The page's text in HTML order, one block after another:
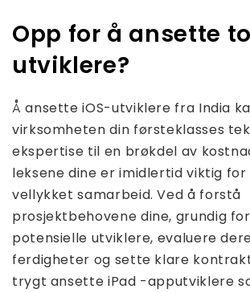
Opp for å ansette
utviklere?
Å ansette iOS-utviklere fra India
virksomheten din førsteklasses
ekspertise til en brøkdel av
leksene dine er imidlertid viktig for
vellykket samarbeid. Ved å forstå
prosjektbehovene dine, grundig
potensielle utviklere, evaluere
ferdigheter og sette klare
trygt ansette iPad -apputviklere